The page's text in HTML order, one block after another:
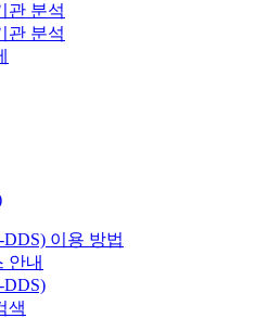
관 분석
관 분석
이용 방법
안내
DDS)
색